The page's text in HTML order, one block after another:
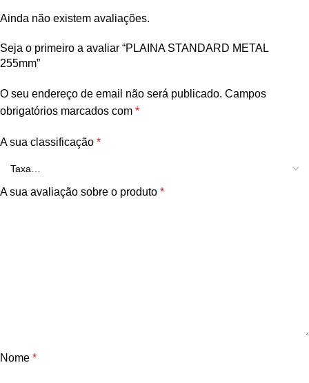
Ainda não existem avaliações.
Seja o primeiro a avaliar “PLAINA STANDARD METAL
255mm”
O seu endereço de email não será publicado. Campos
obrigatórios marcados com *
A sua classificação *
A sua avaliação sobre o produto *
Nome *